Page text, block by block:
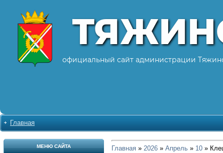
официальный сайт администрации
Главная
МЕНЮ САЙТА Главная» 2026 » Апрель » 10»